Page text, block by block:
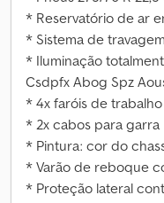
* Reservatório de ar
* Sistema de
* Iluminação
Csdpfx Abog Spz
* 4x faróis de trabalho
* 2x cabos para garra
* Pintura: cor do
* Varão de reboque
* Proteção lateral